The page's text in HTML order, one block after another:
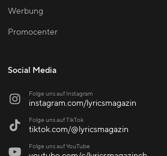
Werbung
Promocenter
Social Media
 Folge uns auf Instagram
instagram.com/lyricsmagazin
 Folge uns auf TikTok
tiktok.com/@lyricsmagazin
 Folge uns auf YouTube